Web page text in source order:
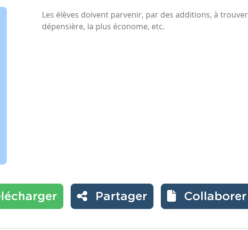
Les élèves doivent parvenir, par des additions, à
dépensière, la plus économe, etc.
Partager Collaborer